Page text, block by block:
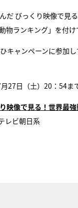
だ びっくり映像で
ランキング」を付け
キャンペーンに参加し
27日（土）20：54ま
映像で見る！世界最
レビ朝日系